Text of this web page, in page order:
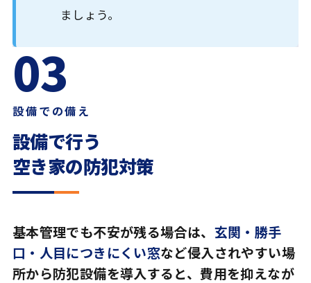
ましょう。
03
設備での備え
設備で行う
空き家の防犯対策
基本管理でも不安が残る場合は、 玄関・勝手
口・人目につきにくい窓など侵入されやすい場
所から防犯設備を導入すると、費用を抑えなが